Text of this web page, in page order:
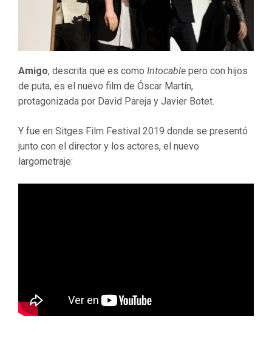
Amigo, descrita que es como Intocable pero con hijos
de puta, es el nuevo film de Óscar Martín,
protagonizada por David Pareja y Javier Botet.
Y fue en Sitges Film Festival 2019 donde se presentó
junto con el director y los actores, el nuevo
largometraje: